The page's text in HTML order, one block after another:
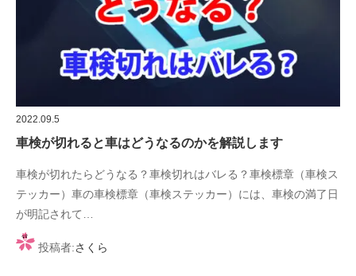
2022.09.5
車検が切れると車はどうなるのかを解説します
車検が切れたらどうなる？車検切れはバレる？車検標章（車検ス
テッカー）車の車検標章（車検ステッカー）には、車検の満了日
が明記されて…
投稿者:さくら